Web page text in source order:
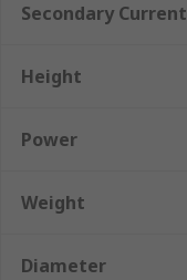
Secondary Current
Height
Power
Weight
Diameter